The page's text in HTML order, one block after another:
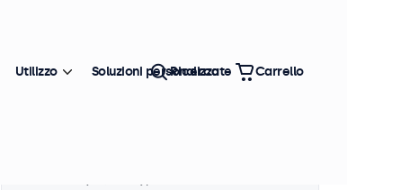
Ingresso: 100-240V~ 50/60Hz, 1.5A Max
Utilizzo Soluzioni personalizzate
Ricerca Carrello